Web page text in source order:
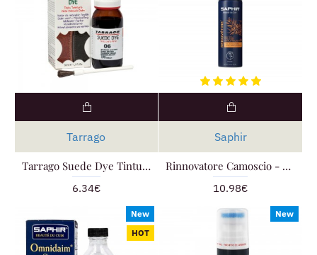
Tarrago
Tarrago Suede Dye Tintura per Camoscio
6.34€
Saphir
Rinnovatore Camoscio - Saphir Renovetine
10.98€
New
HOT
New